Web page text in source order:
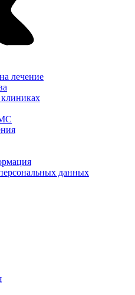
лечение
данных